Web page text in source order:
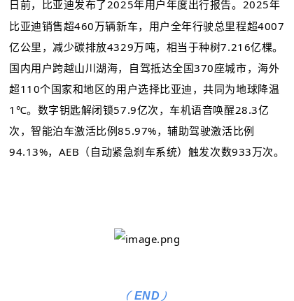
日前，比亚迪发布了2025年用户年度出行报告。2025年
比亚迪销售超460万辆新车，用户全年行驶总里程超4007
亿公里，减少碳排放4329万吨，相当于种树7.216亿棵。
国内用户跨越山川湖海，自驾抵达全国370座城市，海外
超110个国家和地区的用户选择比亚迪，共同为地球降温
1℃。数字钥匙解闭锁57.9亿次，车机语音唤醒28.3亿
次，智能泊车激活比例85.97%，辅助驾驶激活比例
94.13%，AEB（自动紧急刹车系统）触发次数933万次。
(END )